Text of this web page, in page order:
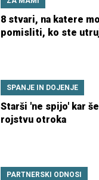
8 stvari, na katere
pomisliti, ko ste
SPANJE IN DOJENJE
Starši 'ne spijo' kar
rojstvu otroka
PARTNERSKI ODNOSI